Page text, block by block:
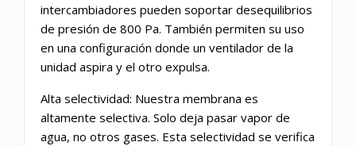
intercambiadores pueden soportar desequilibrios
de presión de 800 Pa. También permiten su uso
en una configuración donde un ventilador de la
unidad aspira y el otro expulsa.
Alta selectividad: Nuestra membrana es
altamente selectiva. Solo deja pasar vapor de
agua, no otros gases. Esta selectividad se verifica